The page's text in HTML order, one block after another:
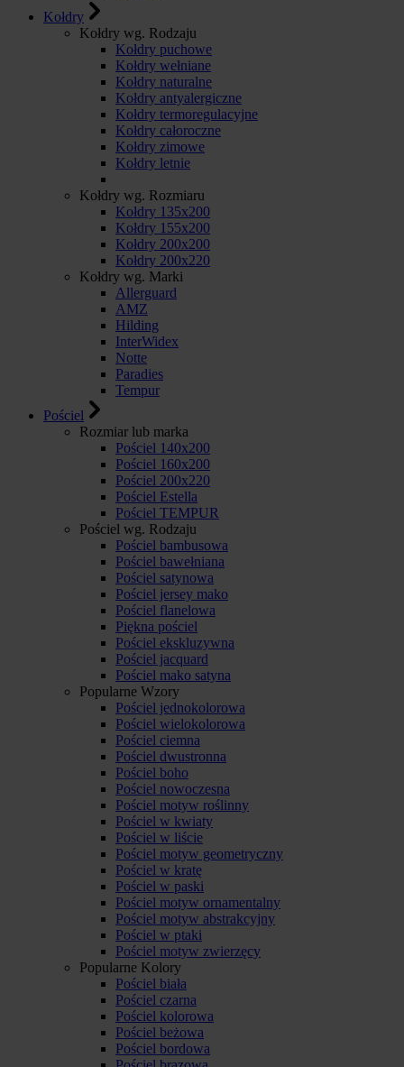
Kołdry
Kołdry wg. Rodzaju
Kołdry puchowe
Kołdry wełniane
Kołdry naturalne
Kołdry antyalergiczne
Kołdry termoregulacyjne
Kołdry całoroczne
Kołdry zimowe
Kołdry letnie
Kołdry wg. Rozmiaru
Kołdry 135x200
Kołdry 155x200
Kołdry 200x200
Kołdry 200x220
Kołdry wg. Marki
Allerguard
AMZ
Hilding
InterWidex
Notte
Paradies
Tempur
Pościel
Rozmiar lub marka
Pościel 140x200
Pościel 160x200
Pościel 200x220
Pościel Estella
Pościel TEMPUR
Pościel wg. Rodzaju
Pościel bambusowa
Pościel bawełniana
Pościel satynowa
Pościel jersey mako
Pościel flanelowa
Piękna pościel
Pościel ekskluzywna
Pościel jacquard
Pościel mako satyna
Popularne Wzory
Pościel jednokolorowa
Pościel wielokolorowa
Pościel ciemna
Pościel dwustronna
Pościel boho
Pościel nowoczesna
Pościel motyw roślinny
Pościel w kwiaty
Pościel w liście
Pościel motyw geometryczny
Pościel w kratę
Pościel w paski
Pościel motyw ornamentalny
Pościel motyw abstrakcyjny
Pościel w ptaki
Pościel motyw zwierzęcy
Popularne Kolory
Pościel biała
Pościel czarna
Pościel kolorowa
Pościel beżowa
Pościel bordowa